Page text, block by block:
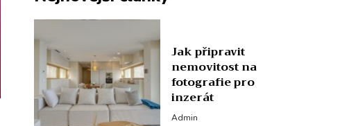
Jak připravit
nemovitost na
fotografie pro
inzerát
Admin